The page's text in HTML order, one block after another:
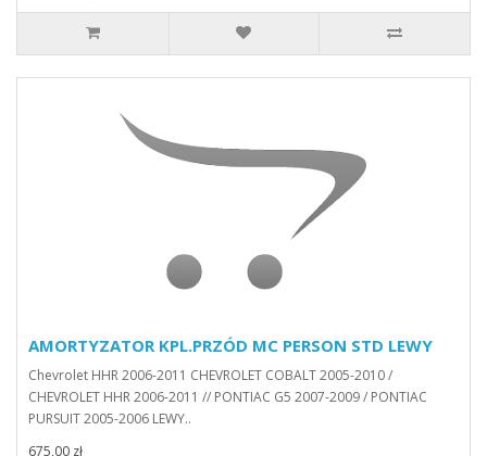
AMORTYZATOR KPL.PRZÓD MC PERSON STD LEWY
Chevrolet HHR 2006-2011 CHEVROLET COBALT 2005-2010 /
CHEVROLET HHR 2006-2011 // PONTIAC G5 2007-2009 / PONTIAC
PURSUIT 2005-2006 LEWY..
675,00 zł